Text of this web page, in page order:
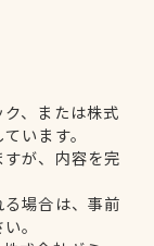
、または株式
います。
が、内容を完
場合は、事前
。